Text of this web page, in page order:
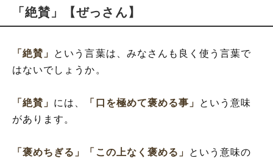
「絶賛」【ぜっさん】
「絶賛」
という言葉は、みなさんも良く使う言葉で
はないでしょうか。
「絶賛」 には、 「口を極めて褒める事」
という意味
があります。
「褒めちぎる」 「この上なく褒める」 という意味の